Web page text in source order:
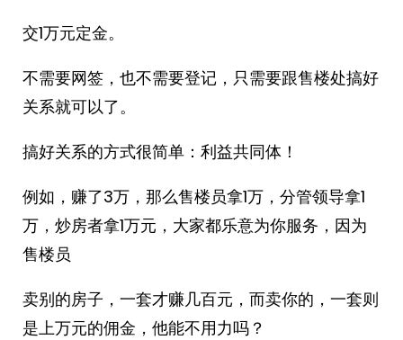
交1万元定金。
不需要网签，也不需要登记，只需要跟售楼处搞好
关系就可以了。
搞好关系的方式很简单：利益共同体！
例如，赚了3万，那么售楼员拿1万，分管领导拿1
万，炒房者拿1万元，大家都乐意为你服务，因为
售楼员
卖别的房子，一套才赚几百元，而卖你的，一套则
是上万元的佣金，他能不用力吗？